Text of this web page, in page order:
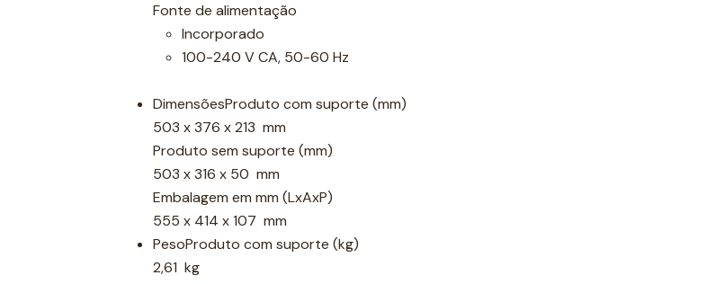
Fonte de alimentação
Incorporado
100-240 V CA, 50-60 Hz
DimensõesProduto com suporte (mm)
503 x 376 x 213 mm
Produto sem suporte (mm)
503 x 316 x 50 mm
Embalagem em mm (LxAxP)
555 x 414 x 107 mm
PesoProduto com suporte (kg)
2,61 kg